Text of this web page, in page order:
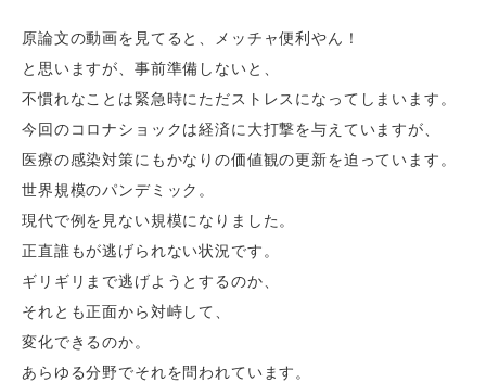
原論文の動画を見てると、メッチャ便利やん！
と思いますが、事前準備しないと、
不慣れなことは緊急時にただストレスになってしまいます。
今回のコロナショックは経済に大打撃を与えていますが、
医療の感染対策にもかなりの価値観の更新を迫っています。
世界規模のパンデミック。
現代で例を見ない規模になりました。
正直誰もが逃げられない状況です。
ギリギリまで逃げようとするのか、
それとも正面から対峙して、
変化できるのか。
あらゆる分野でそれを問われています。